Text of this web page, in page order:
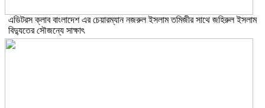
এডিটরস ক্লাব বাংলাদেশ এর চেয়ারম্যান নজরুল ইসলাম তমিজীর সাথে জহিরুল ইসলাম
বিদ্যুতের সৌজন্যে সাক্ষাৎ